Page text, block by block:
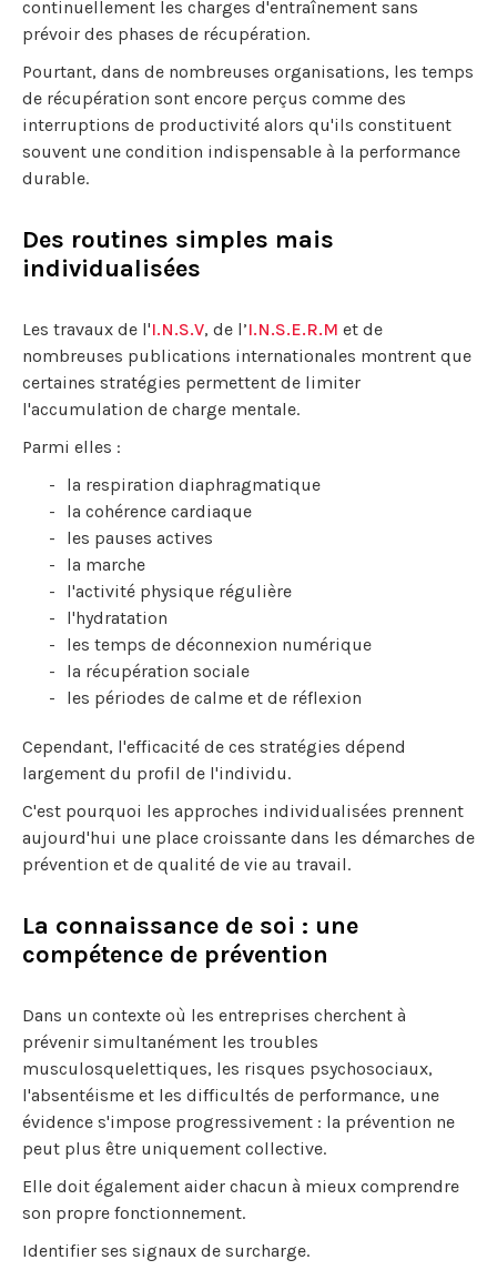
continuellement les charges d'entraînement sans
prévoir des phases de récupération.
Pourtant, dans de nombreuses organisations, les temps
de récupération sont encore perçus comme des
interruptions de productivité alors qu'ils constituent
souvent une condition indispensable à la performance
durable.
Des routines simples mais
individualisées
Les travaux de l'I.N.S.V, de l’I.N.S.E.R.M et de
nombreuses publications internationales montrent que
certaines stratégies permettent de limiter
l'accumulation de charge mentale.
Parmi elles :
la respiration diaphragmatique
la cohérence cardiaque
les pauses actives
la marche
l'activité physique régulière
l'hydratation
les temps de déconnexion numérique
la récupération sociale
les périodes de calme et de réflexion
Cependant, l'efficacité de ces stratégies dépend
largement du profil de l'individu.
C'est pourquoi les approches individualisées prennent
aujourd'hui une place croissante dans les démarches de
prévention et de qualité de vie au travail.
La connaissance de soi : une
compétence de prévention
Dans un contexte où les entreprises cherchent à
prévenir simultanément les troubles
musculosquelettiques, les risques psychosociaux,
l'absentéisme et les difficultés de performance, une
évidence s'impose progressivement : la prévention ne
peut plus être uniquement collective.
Elle doit également aider chacun à mieux comprendre
son propre fonctionnement.
Identifier ses signaux de surcharge.